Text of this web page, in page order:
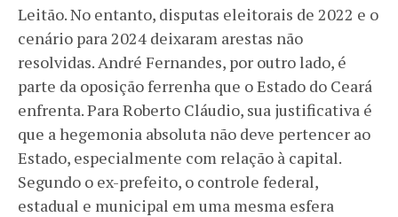
Leitão. No entanto, disputas eleitorais de 2022 e o
cenário para 2024 deixaram arestas não
resolvidas. André Fernandes, por outro lado, é
parte da oposição ferrenha que o Estado do Ceará
enfrenta. Para Roberto Cláudio, sua justificativa é
que a hegemonia absoluta não deve pertencer ao
Estado, especialmente com relação à capital.
Segundo o ex-prefeito, o controle federal,
estadual e municipal em uma mesma esfera